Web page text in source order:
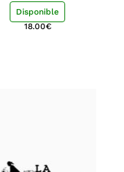
Disponible
18.00€